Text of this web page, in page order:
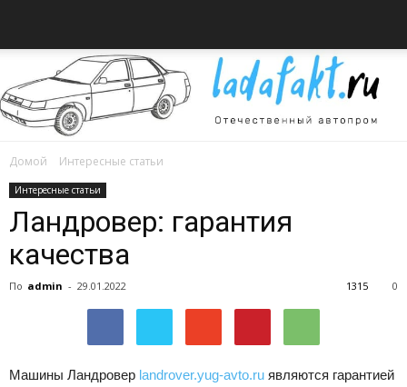
автомобилях
Домой Интересные статьи
Интересные статьи
Ландровер: гарантия
качества
По admin - 29.01.2022 0
1315
Машины Ландровер landrover.yug-avto.ru являются гарантией